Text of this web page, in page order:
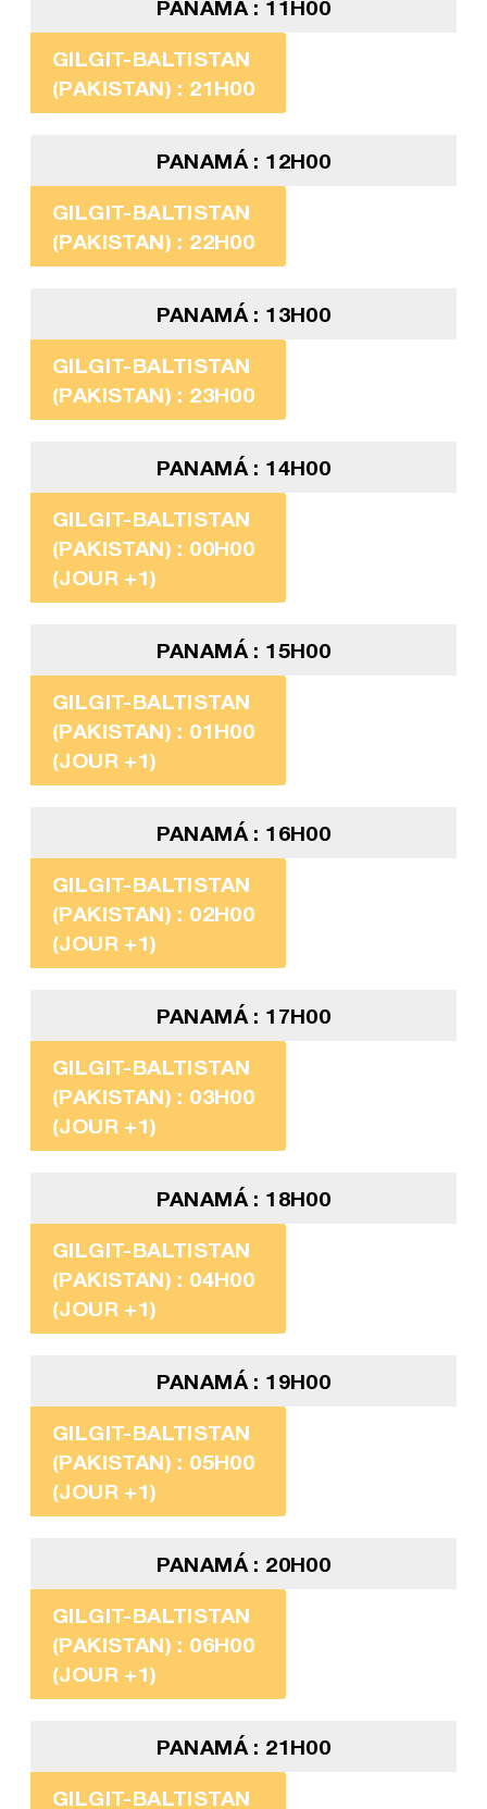
PANAMÁ : 11H00
GILGIT-BALTISTAN
(PAKISTAN) : 21H00
PANAMÁ : 12H00
GILGIT-BALTISTAN
(PAKISTAN) : 22H00
PANAMÁ : 13H00
GILGIT-BALTISTAN
(PAKISTAN) : 23H00
PANAMÁ : 14H00
GILGIT-BALTISTAN
(PAKISTAN) : 00H00
(JOUR +1)
PANAMÁ : 15H00
GILGIT-BALTISTAN
(PAKISTAN) : 01H00
(JOUR +1)
PANAMÁ : 16H00
GILGIT-BALTISTAN
(PAKISTAN) : 02H00
(JOUR +1)
PANAMÁ : 17H00
GILGIT-BALTISTAN
(PAKISTAN) : 03H00
(JOUR +1)
PANAMÁ : 18H00
GILGIT-BALTISTAN
(PAKISTAN) : 04H00
(JOUR +1)
PANAMÁ : 19H00
GILGIT-BALTISTAN
(PAKISTAN) : 05H00
(JOUR +1)
PANAMÁ : 20H00
GILGIT-BALTISTAN
(PAKISTAN) : 06H00
(JOUR +1)
PANAMÁ : 21H00
GILGIT-BALTISTAN